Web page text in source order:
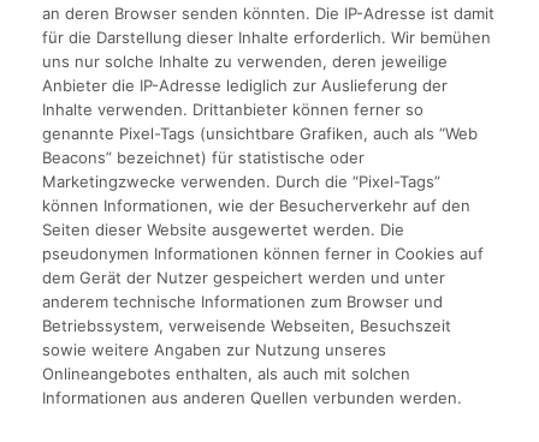
an deren Browser senden könnten. Die IP-Adresse ist damit
für die Darstellung dieser Inhalte erforderlich. Wir bemühen
uns nur solche Inhalte zu verwenden, deren jeweilige
Anbieter die IP-Adresse lediglich zur Auslieferung der
Inhalte verwenden. Drittanbieter können ferner so
genannte Pixel-Tags (unsichtbare Grafiken, auch als “Web
Beacons” bezeichnet) für statistische oder
Marketingzwecke verwenden. Durch die “Pixel-Tags”
können Informationen, wie der Besucherverkehr auf den
Seiten dieser Website ausgewertet werden. Die
pseudonymen Informationen können ferner in Cookies auf
dem Gerät der Nutzer gespeichert werden und unter
anderem technische Informationen zum Browser und
Betriebssystem, verweisende Webseiten, Besuchszeit
sowie weitere Angaben zur Nutzung unseres
Onlineangebotes enthalten, als auch mit solchen
Informationen aus anderen Quellen verbunden werden.